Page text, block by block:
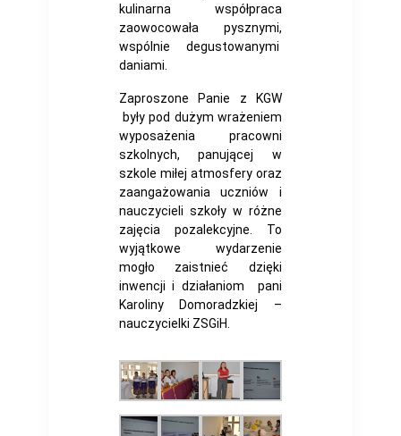
kulinarna współpraca
zaowocowała pysznymi,
wspólnie degustowanymi
daniami.
Zaproszone Panie z KGW
były pod dużym wrażeniem
wyposażenia pracowni
szkolnych, panującej w
szkole miłej atmosfery oraz
zaangażowania uczniów i
nauczycieli szkoły w różne
zajęcia pozalekcyjne. To
wyjątkowe wydarzenie
mogło zaistnieć dzięki
inwencji i działaniom pani
Karoliny Domoradzkiej –
nauczycielki ZSGiH.